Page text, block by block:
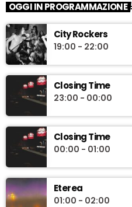
OGGI IN PROGRAMMAZIONE
City Rockers
19:00 - 22:00
Closing Time
23:00 - 00:00
Closing Time
00:00 - 01:00
Eterea
01:00 - 02:00